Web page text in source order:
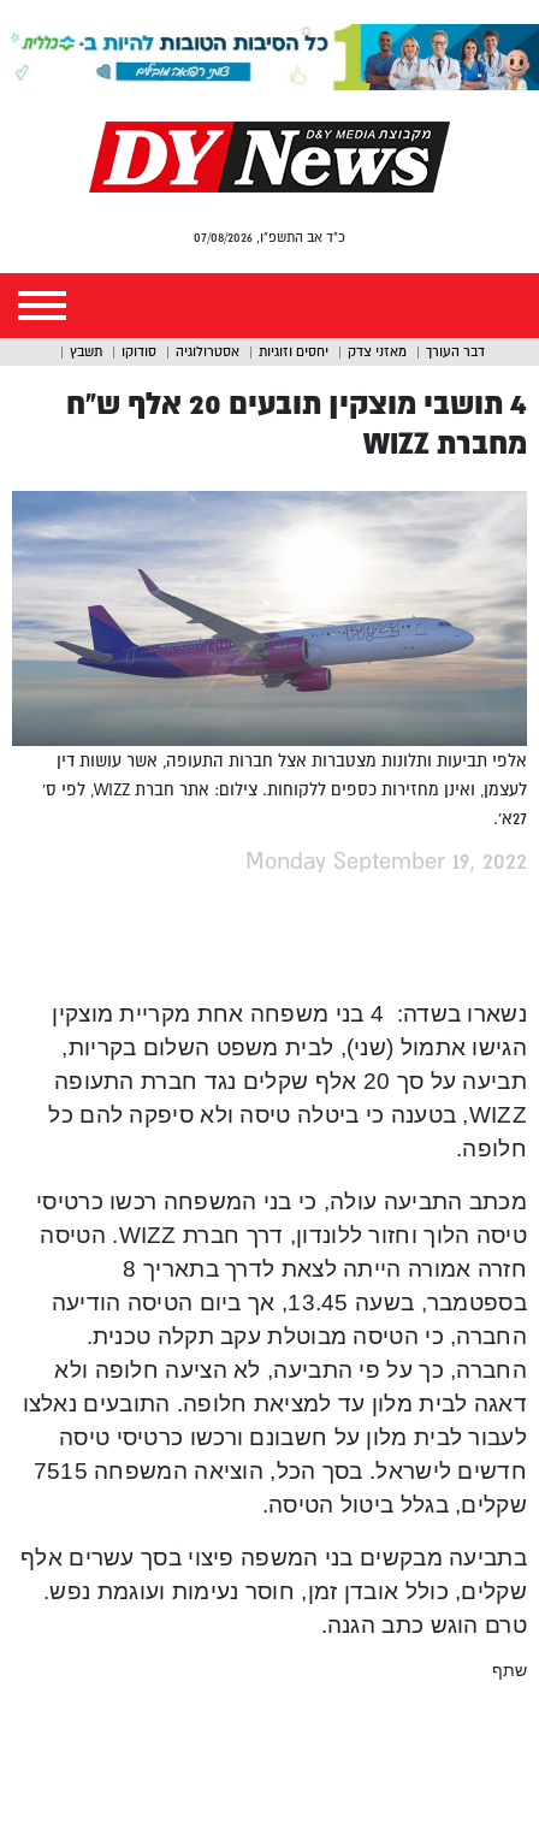
כ"ד אב התשפ"ו, 07/08/2026
דבר העורך מאזני צדק יחסים וזוגיות אסטרולוגיה סודוקו תשבץ
4 תושבי מוצקין תובעים 20 אלף ש”ח
מחברת WIZZ
אלפי תביעות ותלונות מצטברות אצל חברות התעופה, אשר עושות דין
לעצמן, ואינן מחזירות כספים ללקוחות. צילום: אתר חברת WIZZ, לפי ס'
27א'.
Monday September 19, 2022
נשארו בשדה: 4 בני משפחה אחת מקריית מוצקין
הגישו אתמול (שני), לבית משפט השלום בקריות,
תביעה על סך 20 אלף שקלים נגד חברת התעופה
WIZZ, בטענה כי ביטלה טיסה ולא סיפקה להם כל
חלופה.
מכתב התביעה עולה, כי בני המשפחה רכשו כרטיסי
טיסה הלוך וחזור ללונדון, דרך חברת WIZZ. הטיסה
חזרה אמורה הייתה לצאת לדרך בתאריך 8
בספטמבר, בשעה 13.45, אך ביום הטיסה הודיעה
החברה, כי הטיסה מבוטלת עקב תקלה טכנית.
החברה, כך על פי התביעה, לא הציעה חלופה ולא
דאגה לבית מלון עד למציאת חלופה. התובעים נאלצו
לעבור לבית מלון על חשבונם ורכשו כרטיסי טיסה
חדשים לישראל. בסך הכל, הוציאה המשפחה 7515
שקלים, בגלל ביטול הטיסה.
בתביעה מבקשים בני המשפה פיצוי בסך עשרים אלף
שקלים, כולל אובדן זמן, חוסר נעימות ועוגמת נפש.
טרם הוגש כתב הגנה.
שתף